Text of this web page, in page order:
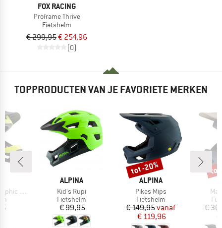
FOX RACING
Proframe Thrive
Fietshelm
€ 299,95€ 254,96
(0)
TOPPRODUCTEN VAN JE FAVORIETE MERKEN
Design
MERK
ALPINA
Artikel
Kid's Rupi
Productgroep
Fietshelm
Prijs
€ 99,95
MERK
ALPINA
Artikel
Pikes Mips
Productgroep
Fietshelm
Prijs
€ 149,95Verlaagde prijs
vanaf
€ 119,96
Korting
tot -20%
€
tot